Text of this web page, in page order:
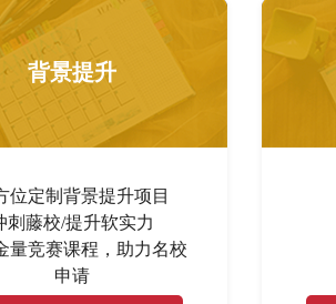
背景提升
位定制背景提升项目
刺藤校/提升软实力
量竞赛课程，助力名校
申请